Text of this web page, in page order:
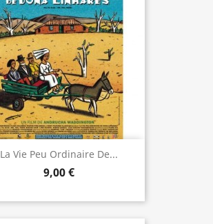
La Vie Peu Ordinaire De...
9,00 €